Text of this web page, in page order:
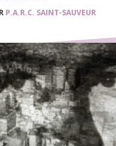
P.A.R.C. SAINT-SAUVEUR